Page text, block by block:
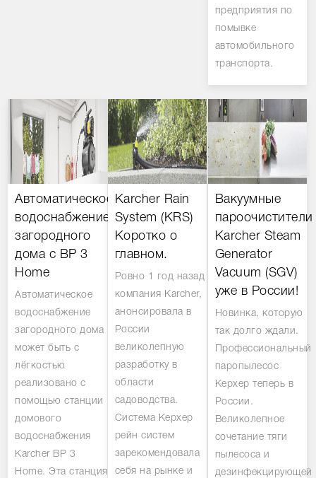
предприятия по
помывке
автомобильного
транспорта.
Автоматическое
водоснабжение
загородного
дома с BP 3
Home
Автоматическое
водоснабжение
загородного дома
может быть с
лёгкостью
реализовано с
помощью станции
домового
водоснабжения
Karcher BP 3
Home. Эта станция
Karcher Rain
System (KRS)
Коротко о
главном.
Ровно 1 год назад
компания Karcher,
анонсировала в
России
великолепную
разработку в
области
садоводства.
Система Керхер
рейн систем
зарекомендовала
себя на рынке и
Вакуумные
пароочистители
Karcher Steam
Generator
Vacuum (SGV)
уже в России!
Новинка, которую
так долго ждали.
Профессиональный
паропылесос
Керхер теперь в
России.
Великолепное
сочетание тяги
пылесоса и
дезинфекцирующей